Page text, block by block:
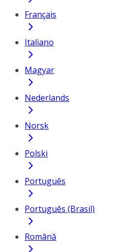
Français
Italiano
Magyar
Nederlands
Norsk
Polski
Português
Português (Brasil)
Română